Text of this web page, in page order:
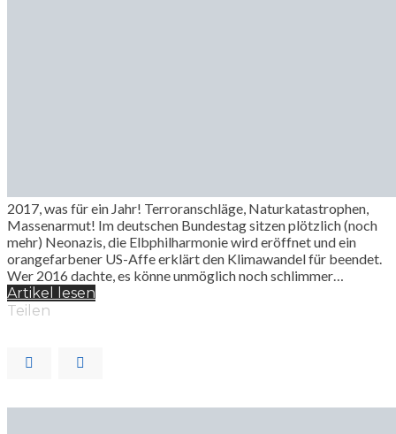
2017, was für ein Jahr! Terroranschläge, Naturkatastrophen,
Massenarmut! Im deutschen Bundestag sitzen plötzlich (noch
mehr) Neonazis, die Elbphilharmonie wird eröffnet und ein
orangefarbener US-Affe erklärt den Klimawandel für beendet.
Wer 2016 dachte, es könne unmöglich noch schlimmer…
Artikel lesen
Teilen